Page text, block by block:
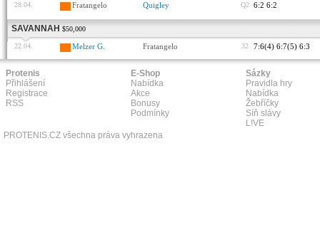
28.04. Fratangelo Quigley Q2 6:2 6:2
SAVANNAH $50,000
22.04. Melzer G. Fratangelo 32 7:6(4) 6:7(5) 6:3
Protenis
Přihlášení
Registrace
RSS
E-Shop
Nabídka
Akce
Bonusy
Podmínky
Sázky
Pravidla hry
Nabídka
Žebříčky
Síň slávy
L!VE
PROTENIS.CZ všechna práva vyhrazena